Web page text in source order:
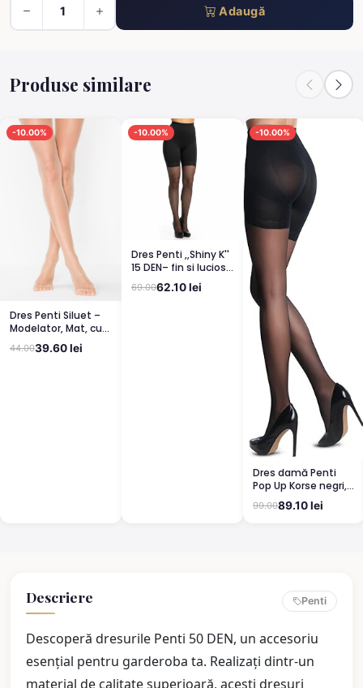
Adaugă
Produse similare
-10.00%
Dres Penti Siluet –
Modelator, Mat, cu
Corset, Light Nude
44.0039.60 lei
-10.00%
Dres Penti ,,Shiny K''
15 DEN– fin si lucios,
clin din bumbac,
bronz
69.0062.10 lei
-10.00%
Dres damă Penti
Pop Up Korse negri,
semi lucioși
99.0089.10 lei
Descriere Penti
Descoperă dresurile Penti 50 DEN, un accesoriu
esențial pentru garderoba ta. Realizați dintr-un
material de calitate superioară, acești dresuri